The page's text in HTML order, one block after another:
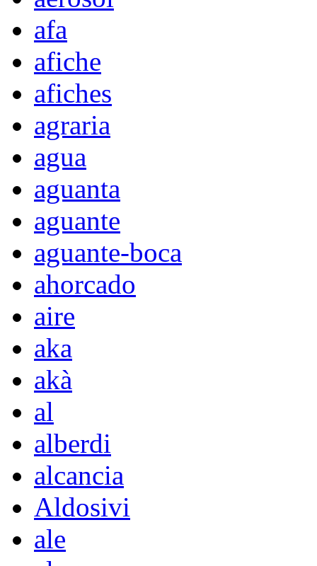
afa
afiche
afiches
agraria
agua
aguanta
aguante
aguante-boca
ahorcado
aire
aka
akà
al
alberdi
alcancia
Aldosivi
ale